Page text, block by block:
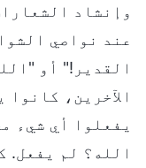
وإنشاد
عند نواصي
القدير!" أو
الآخرين،
يفعلوا أي شيء
الله؟ لم يفعل.